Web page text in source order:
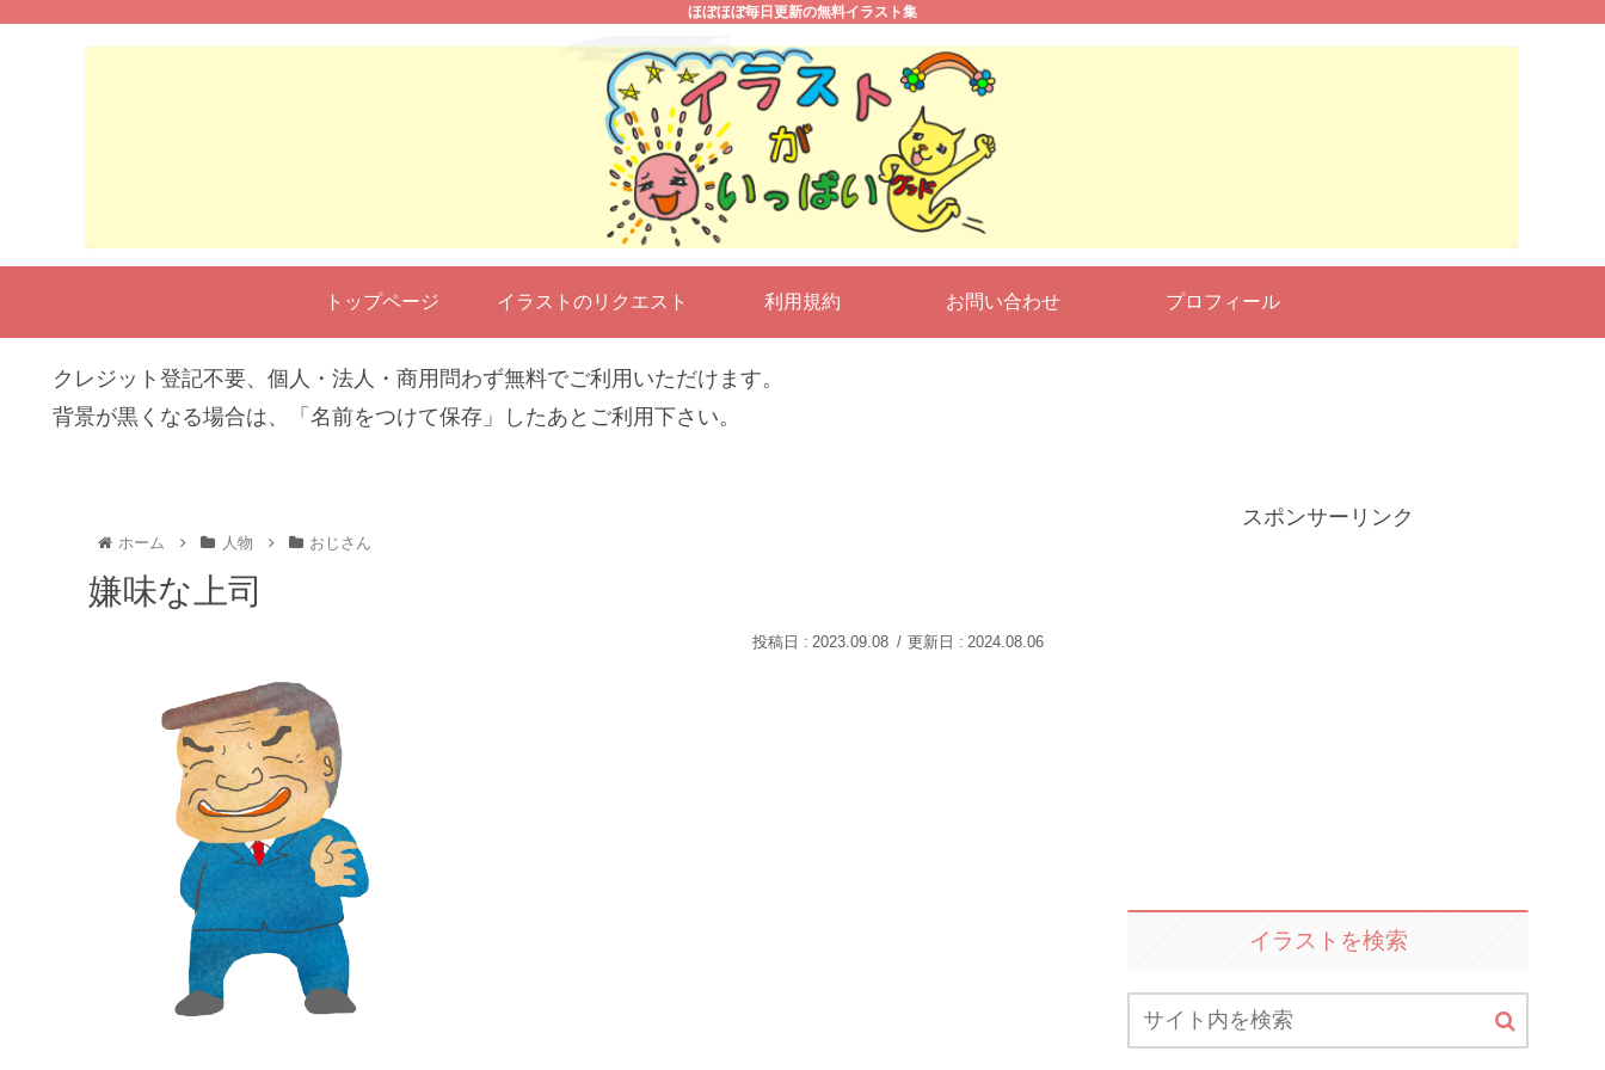
ほぼほぼ毎日更新の無料イラスト集
トップページ イラストのリクエスト 利用規約 お問い合わせ プロフィール
クレジット登記不要、個人・法人・商用問わず無料でご利用いただけます。
背景が黒くなる場合は、「名前をつけて保存」したあとご利用下さい。
ホーム 人物 おじさん
嫌味な上司
2023.09.08 2024.08.06
スポンサーリンク
イラストを検索